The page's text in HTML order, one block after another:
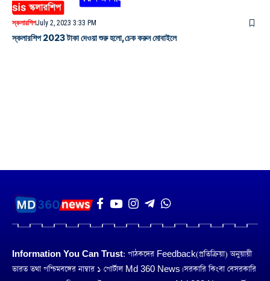
স্কলারশিপJuly 2, 2023 3:33 PM
স্কলারশিপ 2023 টাকা দেওয়া শুরু হলো,চেক করুন মোবাইলে
Information You Can Trust: পাঠকদের Feedback(প্রতিক্রিয়া) অনুয়ায়ী
ভারত তথা পশ্চিমবঙ্গের নাম্বার ১ পোর্টাল Md 360 News। সরকারি কিংবা বেসরকারি